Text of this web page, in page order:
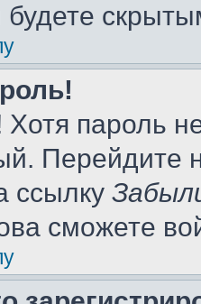
Хотя пароль
Перейдите
ссылку
сможете